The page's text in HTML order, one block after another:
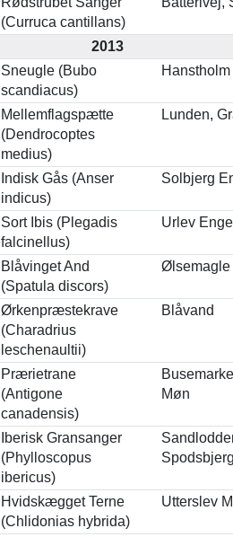
(Curruca cantillans)
2013
Sneugle (Bubo
scandiacus)
Hanstholm
Mellemflagspætte
(Dendrocoptes
medius)
Lunden,
Indisk Gås (Anser
indicus)
Solbjerg
Sort Ibis (Plegadis
falcinellus)
Urlev Enge
Blåvinget And
(Spatula discors)
Ølsemagle
Ørkenpræstekrave
(Charadrius
leschenaultii)
Blåvand
Prærietrane
(Antigone
canadensis)
Møn
Iberisk Gransanger
(Phylloscopus
ibericus)
Hvidskægget Terne
(Chlidonias hybrida)
Utterslev